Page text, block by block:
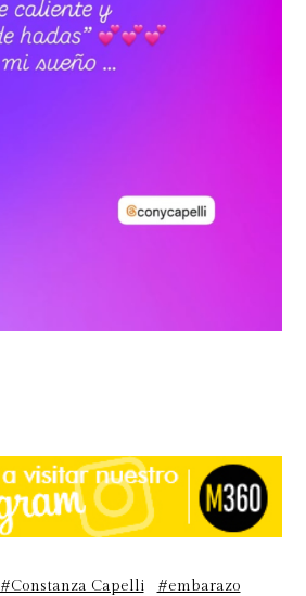
#Constanza Capelli
#embarazo